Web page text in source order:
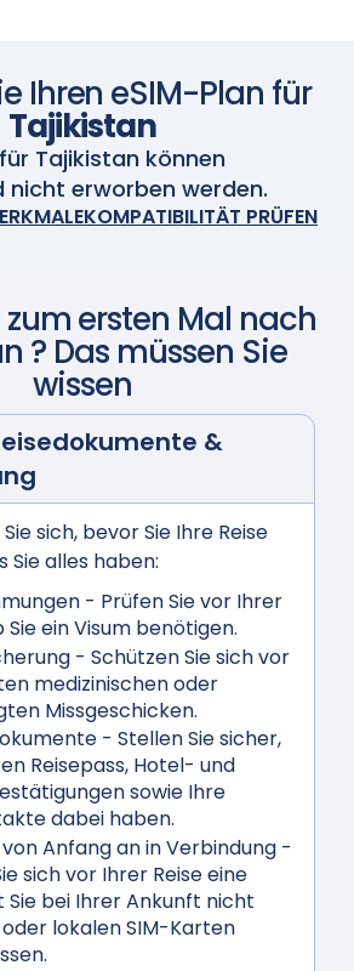
Sie mit Ihrer Kamera
Ihren eSIM-Plan für
Tajikistan
Tajikistan können
nicht erworben werden.
KOMPATIBILITÄT PRÜFEN
zum ersten Mal nach
? Das müssen Sie
wissen
&
sich, bevor Sie Ihre Reise
Sie alles haben:
- Prüfen Sie vor Ihrer
ein Visum benötigen.
- Schützen Sie sich vor
medizinischen oder
Missgeschicken.
- Stellen Sie sicher,
Reisepass, Hotel- und
sowie Ihre
dabei haben.
von Anfang an in Verbindung -
sich vor Ihrer Reise eine
Sie bei Ihrer Ankunft nicht
lokalen SIM-Karten